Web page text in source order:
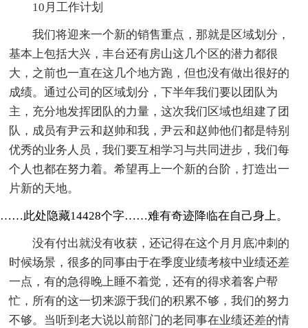
10月工作计划
我们将迎来一个新的销售重点，那就是区域划分，
基本上包括大兴，丰台还有房山这几个区的潜力都很
大，之前也一直在这几个地方跑，但也没有做出很好的
成绩。通过公司的区域划分，下半年我们要以团队为
主，充分地发挥团队的力量，这次我们区域也组建了团
队，成员有尹云和赵帅和我，尹云和赵帅他们都是特别
优秀的业务人员，我们要互相学习与共同进步，我们每
个人也都在努力着。希望再上一个新的台阶，打造出一
片新的天地。
……此处隐藏14428个字……难有奇迹降临在自己身上。
没有付出就没有收获，还记得在这个月月底冲刺的
时候场景，很多的同事由于在季度业绩考核中业绩还差
一点，有的急得晚上睡不着觉，还有的得求着客户帮
忙，所有的这一切来源于我们的积累不够，我们的努力
不够。当听到老大说以前部门的老同事在业绩还差的情